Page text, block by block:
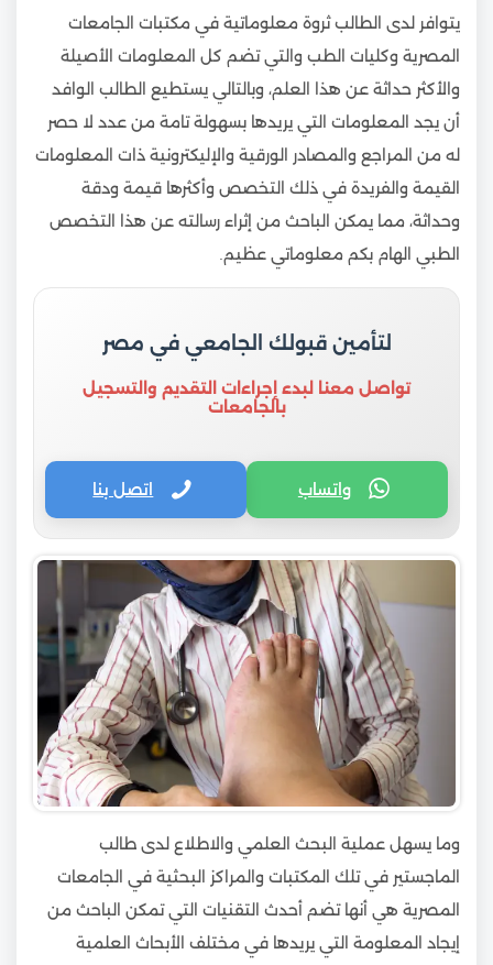
يتوافر لدى الطالب ثروة معلوماتية في مكتبات الجامعات
المصرية وكليات الطب والتي تضم كل المعلومات الأصيلة
والأكثر حداثة عن هذا العلم، وبالتالي يستطيع الطالب الوافد
أن يجد المعلومات التي يريدها بسهولة تامة من عدد لا حصر
له من المراجع والمصادر الورقية والإليكترونية ذات المعلومات
القيمة والفريدة في ذلك التخصص وأكثرها قيمة ودقة
وحداثة، مما يمكن الباحث من إثراء رسالته عن هذا التخصص
الطبي الهام بكم معلوماتي عظيم.
لتأمين قبولك الجامعي في مصر
تواصل معنا لبدء إجراءات التقديم والتسجيل
بالجامعات
واتساب اتصل بنا
وما يسهل عملية البحث العلمي والاطلاع لدى طالب
الماجستير في تلك المكتبات والمراكز البحثية في الجامعات
المصرية هي أنها تضم أحدث التقنيات التي تمكن الباحث من
إيجاد المعلومة التي يريدها في مختلف الأبحاث العلمية